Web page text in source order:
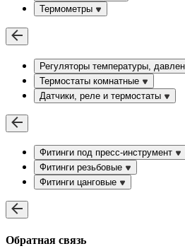
Термометры
Регуляторы температуры,
Термостаты комнатные
Датчики, реле и термостаты
Фитинги под пресс-инструмент
Фитинги резьбовые
Фитинги цанговые
Обратная связь